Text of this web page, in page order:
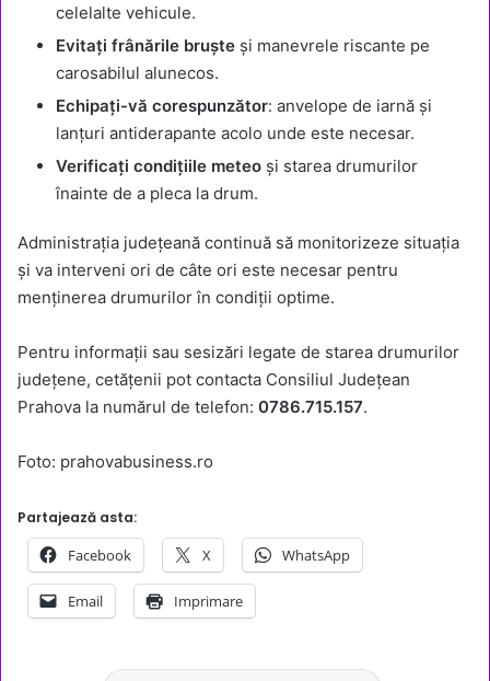
celelalte vehicule.
Evitați frânările bruște și manevrele riscante pe
carosabilul alunecos.
Echipați-vă corespunzător: anvelope de iarnă și
lanțuri antiderapante acolo unde este necesar.
Verificați condițiile meteo și starea drumurilor
înainte de a pleca la drum.
Administrația județeană continuă să monitorizeze situația
și va interveni ori de câte ori este necesar pentru
menținerea drumurilor în condiții optime.
Pentru informații sau sesizări legate de starea drumurilor
județene, cetățenii pot contacta Consiliul Județean
Prahova la numărul de telefon: 0786.715.157.
Foto: prahovabusiness.ro
Partajează asta:
Facebook X WhatsApp
Email Imprimare